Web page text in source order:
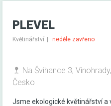
PLEVEL
Květinářství neděle zavřeno
Na Švihance 3,
Česko
Jsme ekologické květinářství a